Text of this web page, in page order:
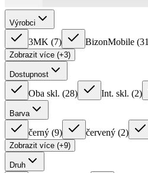
Výrobci
3MK (7) BizonMobile (31
Zobrazit více (+3)
Dostupnost
Oba skl. (28) Int. skl. (2)
Barva
černý (9) červený (2)
Zobrazit více (+9)
Druh